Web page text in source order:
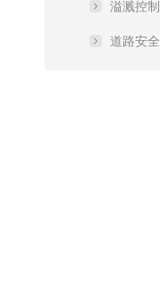
溢溅控制
道路安全